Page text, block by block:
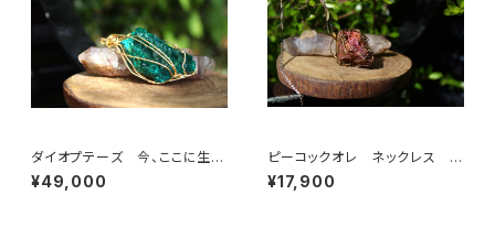
ダイオプテーズ 今、ここに生き
るということの大切さを説く石
¥49,000
ピーコックオレ ネックレス 理
性、知性、魂と肉体のバランス
¥17,900